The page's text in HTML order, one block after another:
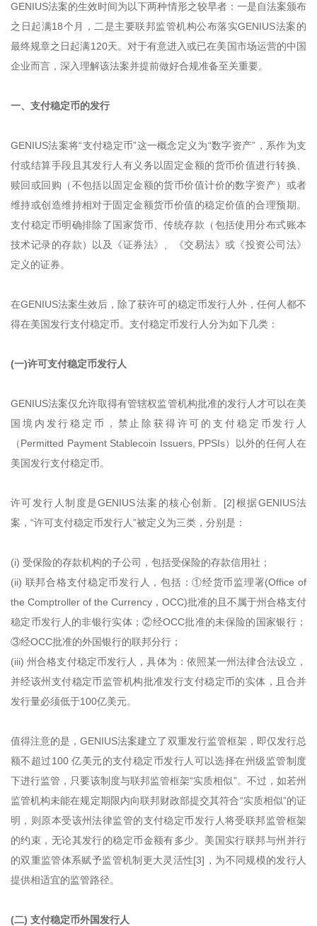
GENIUS法案的生效时间为以下两种情形之较早者：一是自法案颁布
之日起满18个月，二是主要联邦监管机构公布落实GENIUS法案的
最终规章之日起满120天。对于有意进入或已在美国市场运营的中国
企业而言，深入理解该法案并提前做好合规准备至关重要。
一、支付稳定币的发行
GENIUS法案将“支付稳定币”这一概念定义为“数字资产”，系作为支
付或结算手段且其发行人有义务以固定金额的货币价值进行转换、
赎回或回购（不包括以固定金额的货币价值计价的数字资产）或者
维持或创造维持相对于固定金额货币价值的稳定价值的合理预期。
支付稳定币明确排除了国家货币、传统存款（包括使用分布式账本
技术记录的存款）以及《证券法》、《交易法》或《投资公司法》
定义的证券。
在GENIUS法案生效后，除了获许可的稳定币发行人外，任何人都不
得在美国发行支付稳定币。支付稳定币发行人分为如下几类：
(一)许可支付稳定币发行人
GENIUS法案仅允许取得有管辖权监管机构批准的发行人才可以在美
国境内发行稳定币，禁止除获得许可的支付稳定币发行人
（Permitted Payment Stablecoin Issuers, PPSIs）以外的任何人在
美国发行支付稳定币。
许可发行人制度是GENIUS法案的核心创新。[2]根据GENIUS法
案，“许可支付稳定币发行人”被定义为三类，分别是：
(i) 受保险的存款机构的子公司，包括受保险的存款信用社；
(ii) 联邦合格支付稳定币发行人，包括：①经货币监理署(Office of
the Comptroller of the Currency，OCC)批准的且不属于州合格支付
稳定币发行人的非银行实体；②经OCC批准的未保险的国家银行；
③经OCC批准的外国银行的联邦分行；
(iii) 州合格支付稳定币发行人，具体为：依照某一州法律合法设立，
并经该州支付稳定币监管机构批准发行支付稳定币的实体，且合并
发行量必须低于100亿美元。
值得注意的是，GENIUS法案建立了双重发行监管框架，即仅发行总
额不超过100 亿美元的支付稳定币发行人可以选择在州级监管制度
下进行监管，只要该制度与联邦监管框架“实质相似”。不过，如若州
监管机构未能在规定期限内向联邦财政部提交其符合“实质相似”的证
明，则原本受该州法律监管的支付稳定币发行人将受联邦监管框架
的约束，无论其发行的稳定币金额有多少。美国实行联邦与州并行
的双重监管体系赋予监管机制更大灵活性[3]，为不同规模的发行人
提供相适宜的监管路径。
(二) 支付稳定币外国发行人